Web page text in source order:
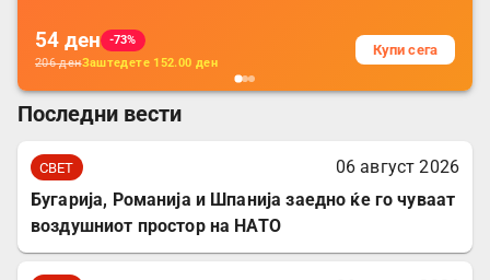
54 ден
-73%
206денЗаштедете 152.00 ден
Купи сега
Последни вести
СВЕТ
06 август 2026
Бугарија, Романија и Шпанија заедно ќе го чуваат
воздушниот простор на НАТО